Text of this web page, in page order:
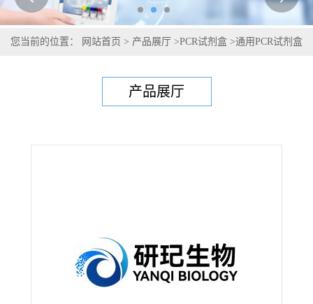
您当前的位置： 网站首页 > 产品展厅 >PCR试剂盒 >通用PCR试剂盒
产品展厅